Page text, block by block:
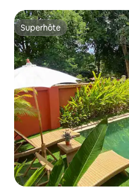
Superhôte
Superhôte